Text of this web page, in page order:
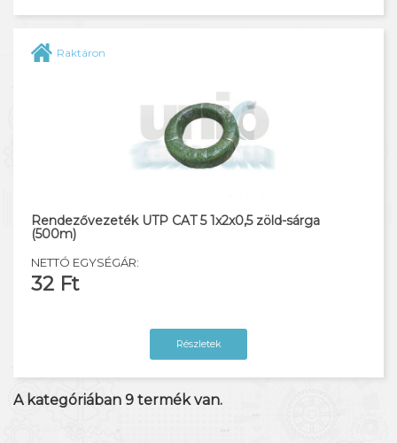
Raktáron
Rendezővezeték UTP CAT 5 1x2x0,5 zöld-sárga
(500m)
NETTÓ EGYSÉGÁR:
32 Ft
Részletek
A kategóriában 9 termék van.